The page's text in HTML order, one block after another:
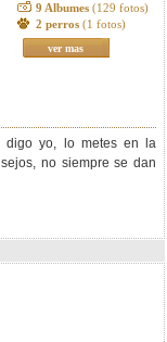
9 Albumes (129 fotos)
2 perros (1 fotos)
ver mas
digo yo, lo metes en la
no siempre se dan